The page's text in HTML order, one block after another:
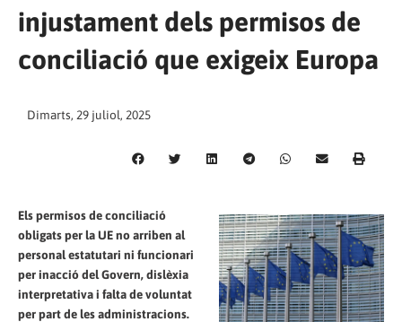
injustament dels permisos de
conciliació que exigeix Europa
Dimarts, 29 juliol, 2025
Els permisos de conciliació
obligats per la UE no arriben al
personal estatutari ni funcionari
per inacció del Govern, dislèxia
interpretativa i falta de voluntat
per part de les administracions.